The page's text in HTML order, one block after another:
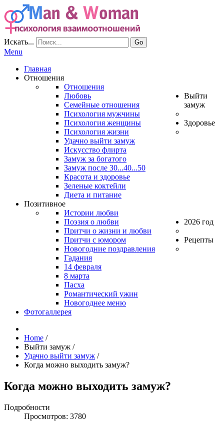
Искать... Go
Menu
Главная
Отношения
Отношения
Любовь
Семейные отношения
Психология мужчины
Психология женщины
Психология жизни
Выйти
замуж
Удачно выйти замуж
Искусство флирта
Замуж за богатого
Замуж после 30...40...50
Здоровье
Красота и здоровье
Зеленые коктейли
Диета и питание
Позитивное
Истории любви
Поэзия о любви
Притчи о жизни и любви
Притчи с юмором
2026 год
Новогодние поздравления
Гадания
14 февраля
8 марта
Рецепты
Пасха
Романтический ужин
Новогоднее меню
Фотогаллерея
Home /
Выйти замуж /
Удачно выйти замуж /
Когда можно выходить замуж?
Когда можно выходить замуж?
Подробности
Просмотров: 3780